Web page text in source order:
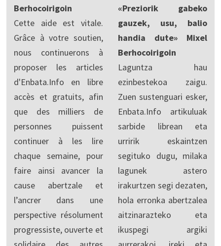
Berhocoirigoin
Cette aide est vitale.
Grâce à votre soutien,
nous continuerons à
proposer les articles
d'Enbata.Info en libre
accès et gratuits, afin
que des milliers de
personnes puissent
continuer à les lire
chaque semaine, pour
faire ainsi avancer la
cause abertzale et
l’ancrer dans une
perspective résolument
progressiste, ouverte et
«Preziorik gabeko
gauzek, usu, balio
handia dute» Mixel
Berhocoirigoin
Laguntza hau
ezinbestekoa zaigu.
Zuen sustenguari esker,
Enbata.Info artikuluak
sarbide librean eta
urririk eskaintzen
segituko dugu, milaka
lagunek astero
irakurtzen segi dezaten,
hola erronka abertzalea
aitzinarazteko eta
ikuspegi argiki